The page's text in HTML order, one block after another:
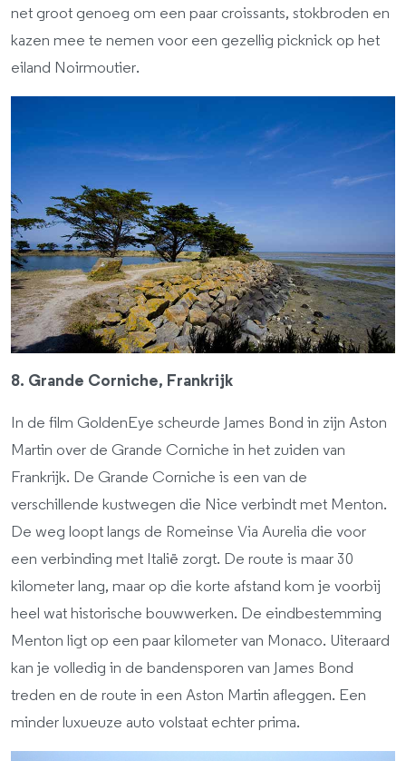
net groot genoeg om een paar croissants, stokbroden en
kazen mee te nemen voor een gezellig picknick op het
eiland Noirmoutier.
8. Grande Corniche, Frankrijk
In de film GoldenEye scheurde James Bond in zijn Aston
Martin over de Grande Corniche in het zuiden van
Frankrijk. De Grande Corniche is een van de
verschillende kustwegen die Nice verbindt met Menton.
De weg loopt langs de Romeinse Via Aurelia die voor
een verbinding met Italië zorgt. De route is maar 30
kilometer lang, maar op die korte afstand kom je voorbij
heel wat historische bouwwerken. De eindbestemming
Menton ligt op een paar kilometer van Monaco. Uiteraard
kan je volledig in de bandensporen van James Bond
treden en de route in een Aston Martin afleggen. Een
minder luxueuze auto volstaat echter prima.